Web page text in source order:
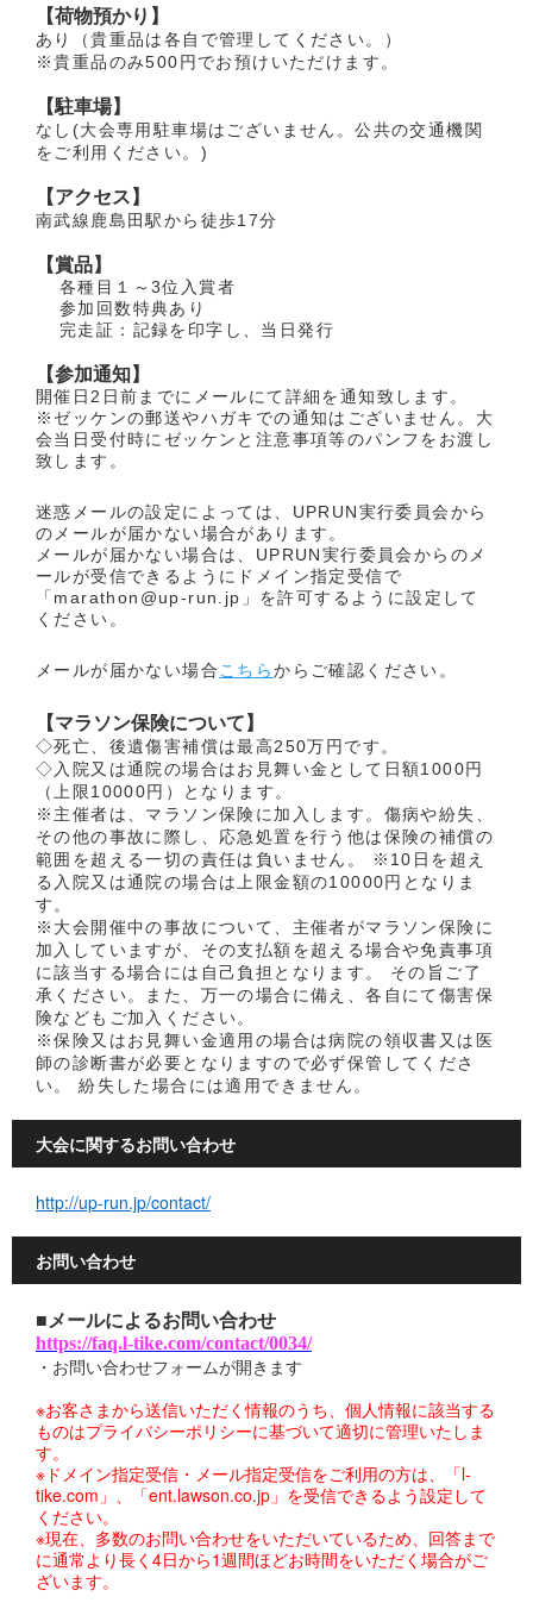
【荷物預かり】
あり（貴重品は各自で管理してください。）
※貴重品のみ500円でお預けいただけます。
【駐車場】
なし(大会専用駐車場はございません。公共の交通機関
をご利用ください。)
【アクセス】
南武線鹿島田駅から徒歩17分
【賞品】
各種目１～3位入賞者
参加回数特典あり
完走証：記録を印字し、当日発行
【参加通知】
開催日2日前までにメールにて詳細を通知致します。
※ゼッケンの郵送やハガキでの通知はございません。大
会当日受付時にゼッケンと注意事項等のパンフをお渡し
致します。
迷惑メールの設定によっては、UPRUN実行委員会から
のメールが届かない場合があります。
メールが届かない場合は、UPRUN実行委員会からのメ
ールが受信できるようにドメイン指定受信で
「marathon@up-run.jp」を許可するように設定して
ください。
メールが届かない場合こちらからご確認ください。
【マラソン保険について】
◇死亡、後遺傷害補償は最高250万円です。
◇入院又は通院の場合はお見舞い金として日額1000円
（上限10000円）となります。
※主催者は、マラソン保険に加入します。傷病や紛失、
その他の事故に際し、応急処置を行う他は保険の補償の
範囲を超える一切の責任は負いません。 ※10日を超え
る入院又は通院の場合は上限金額の10000円となりま
す。
※大会開催中の事故について、主催者がマラソン保険に
加入していますが、その支払額を超える場合や免責事項
に該当する場合には自己負担となります。 その旨ご了
承ください。また、万一の場合に備え、各自にて傷害保
険などもご加入ください。
※保険又はお見舞い金適用の場合は病院の領収書又は医
師の診断書が必要となりますので必ず保管してくださ
い。 紛失した場合には適用できません。
大会に関するお問い合わせ
http://up-run.jp/contact/
お問い合わせ
■メールによるお問い合わせ
https://faq.l-tike.com/contact/0034/
・お問い合わせフォームが開きます
※お客さまから送信いただく情報のうち、個人情報に該当する
ものはプライバシーポリシーに基づいて適切に管理いたしま
す。
※ドメイン指定受信・メール指定受信をご利用の方は、「l-
tike.com」、「ent.lawson.co.jp」を受信できるよう設定して
ください。
※現在、多数のお問い合わせをいただいているため、回答まで
に通常より長く4日から1週間ほどお時間をいただく場合がご
ざいます。